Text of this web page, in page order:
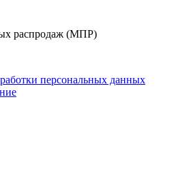
распродаж (МПР)
персональных данных